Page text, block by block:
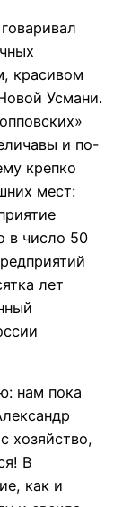
красивом
Усмани.
и по-
крепко
мест:
в число 50
лет
нам пока
хозяйство,
В
как и